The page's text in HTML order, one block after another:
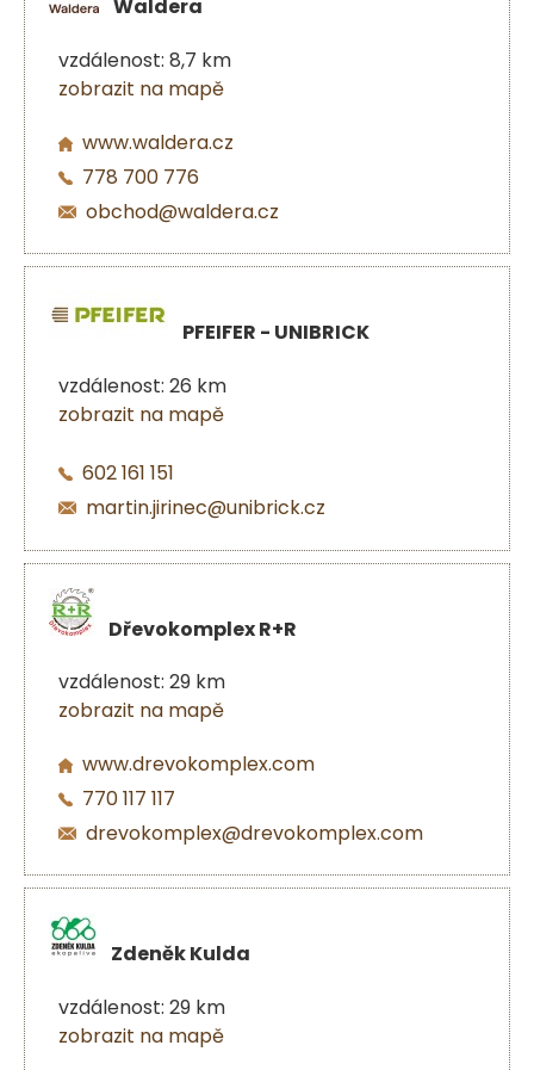
Waldera
vzdálenost: 8,7 km
zobrazit na mapě
www.waldera.cz
778 700 776
obchod@waldera.cz
PFEIFER - UNIBRICK
vzdálenost: 26 km
zobrazit na mapě
602 161 151
martin.jirinec@unibrick.cz
Dřevokomplex R+R
vzdálenost: 29 km
zobrazit na mapě
www.drevokomplex.com
770 117 117
drevokomplex@drevokomplex.com
Zdeněk Kulda
vzdálenost: 29 km
zobrazit na mapě